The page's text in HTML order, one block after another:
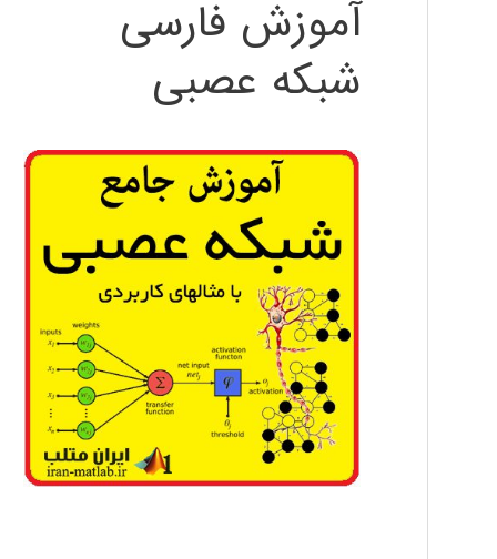
آموزش فارسی
شبکه عصبی